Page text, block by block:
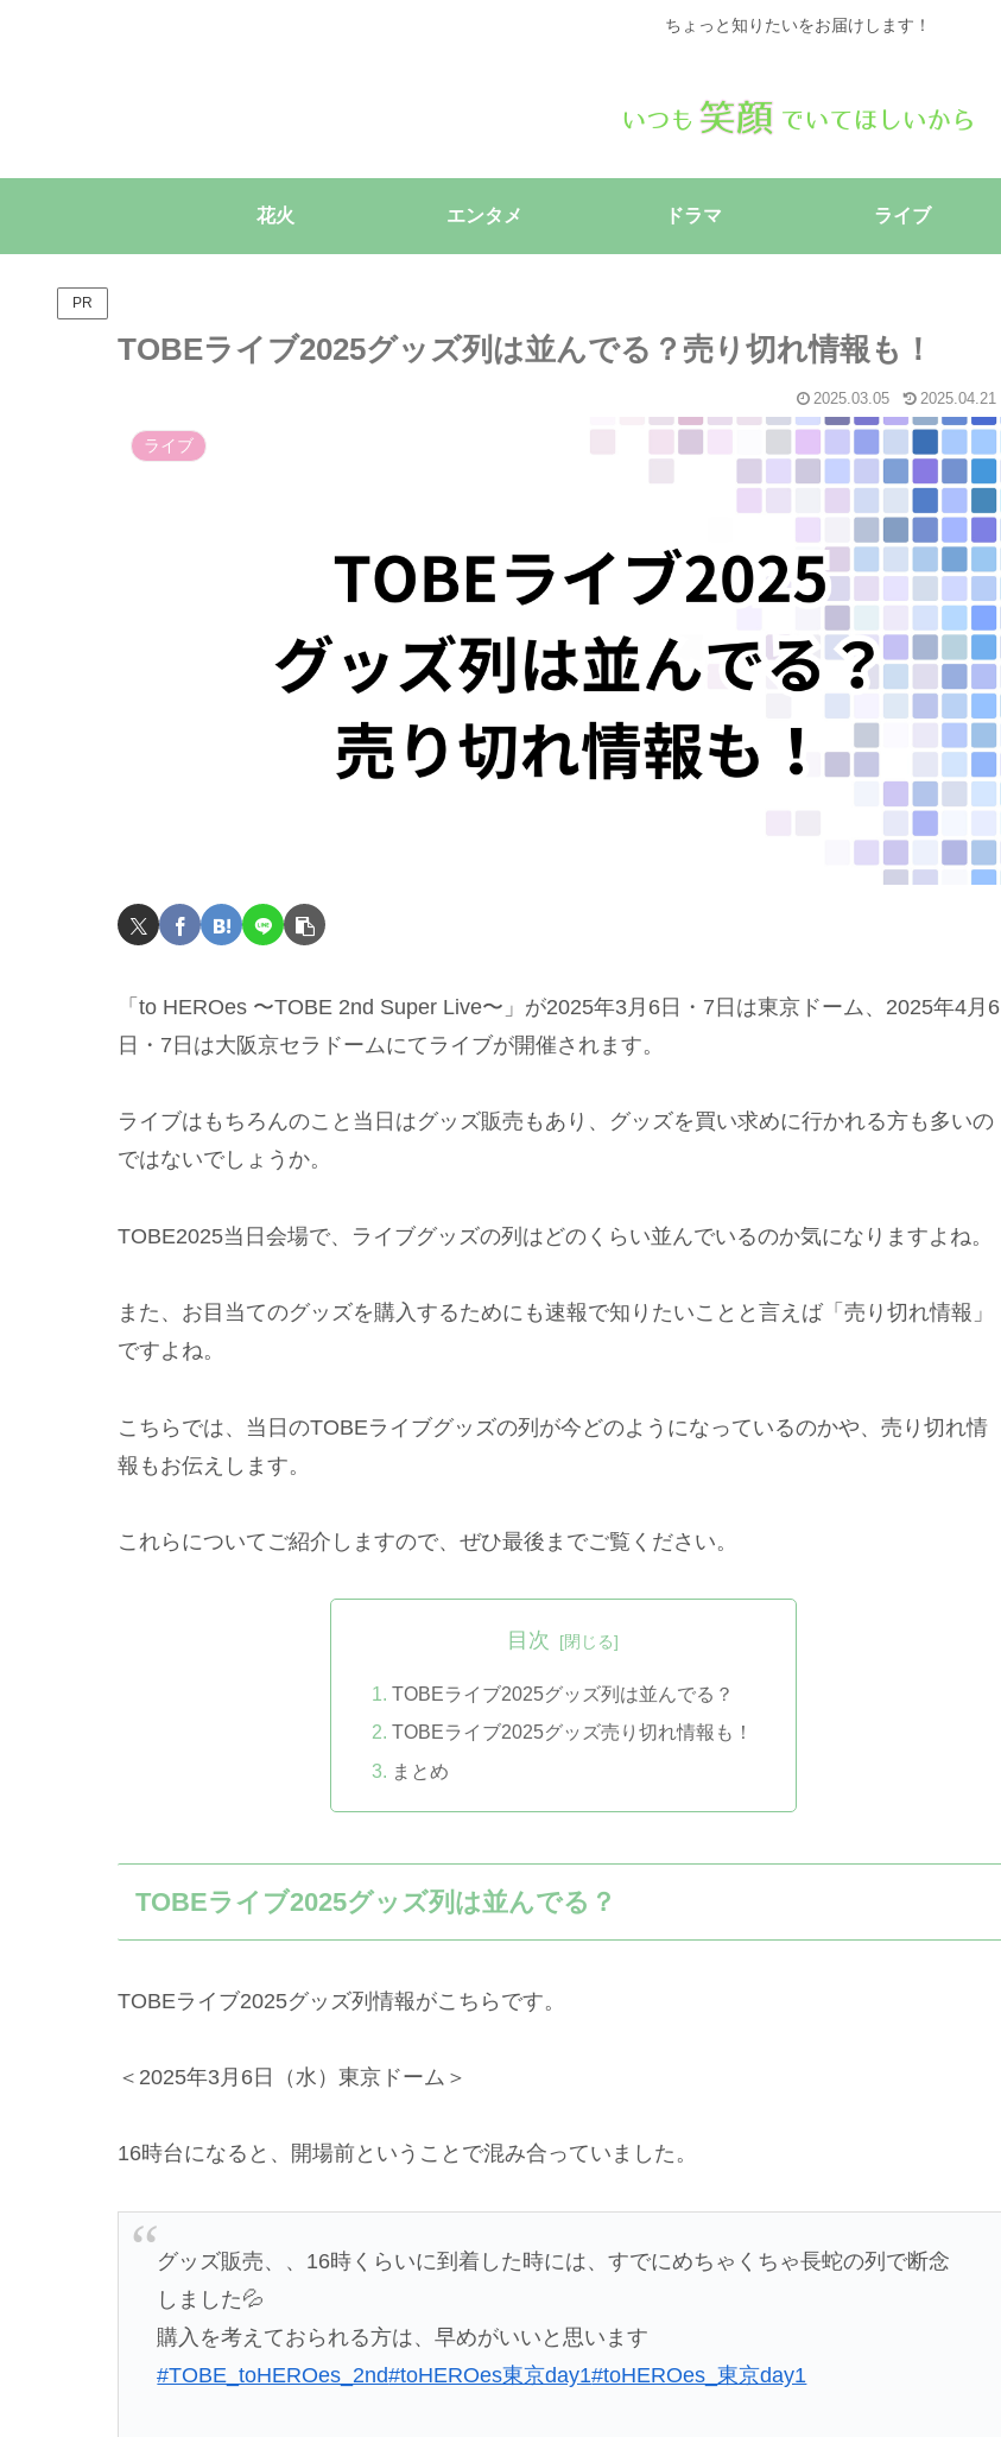
ちょっと知りたいをお届けします！
花火 エンタメ ドラマ ライブ
PR
TOBEライブ2025グッズ列は並んでる？売り切れ情報も！
2025.03.05 2025.04.21
ライブ
「to HEROes 〜TOBE 2nd Super Live〜」が2025年3月6日・7日は東京ドーム、2025年4月6
日・7日は大阪京セラドームにてライブが開催されます。
ライブはもちろんのこと当日はグッズ販売もあり、グッズを買い求めに行かれる方も多いの
ではないでしょうか。
TOBE2025当日会場で、ライブグッズの列はどのくらい並んでいるのか気になりますよね。
また、お目当てのグッズを購入するためにも速報で知りたいことと言えば「売り切れ情報」
ですよね。
こちらでは、当日のTOBEライブグッズの列が今どのようになっているのかや、売り切れ情
報もお伝えします。
これらについてご紹介しますので、ぜひ最後までご覧ください。
目次
TOBEライブ2025グッズ列は並んでる？
TOBEライブ2025グッズ売り切れ情報も！
まとめ
TOBEライブ2025グッズ列は並んでる？
TOBEライブ2025グッズ列情報がこちらです。
＜2025年3月6日（水）東京ドーム＞
16時台になると、開場前ということで混み合っていました。
グッズ販売、、16時くらいに到着した時には、すでにめちゃくちゃ長蛇の列で断念
しました💦
購入を考えておられる方は、早めがいいと思います
#TOBE_toHEROes_2nd#toHEROes東京day1#toHEROes_東京day1